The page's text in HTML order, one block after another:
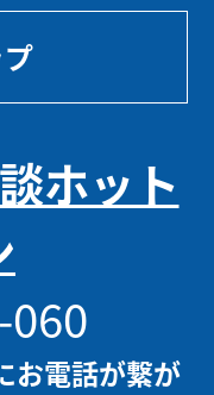
ホット
お電話が繋が